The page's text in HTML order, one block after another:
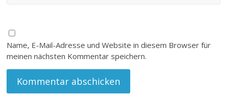
Name, E-Mail-Adresse und Website in diesem Browser für
meinen nächsten Kommentar speichern.